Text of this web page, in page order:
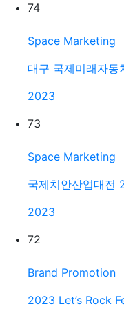
74
Space Marketing
대구 국제미래자
2023
73
Space Marketing
국제치안산업대전
2023
72
Brand Promotion
2023 Let’s Rock